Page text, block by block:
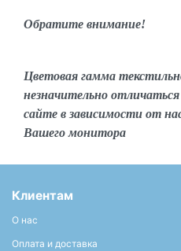
Обратите внимание!
Цветовая гамма
незначительно
сайте в зависимости от
Вашего монитора
Клиентам
О нас
Оплата и доставка